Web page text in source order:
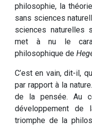
philosophie, la
sans sciences
sciences naturelles
met à nu le
philosophique de
C’est en vain, dit-il,
par rapport à la
de la pensée. Au
développement de
triomphe de la